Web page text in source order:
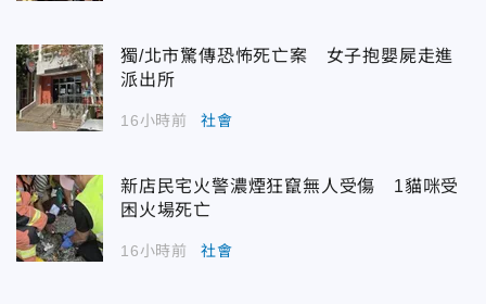
獨/北市驚傳恐怖死亡案 女子抱嬰屍走進
派出所
16小時前 社會
新店民宅火警濃煙狂竄無人受傷 1貓咪受
困火場死亡
16小時前 社會